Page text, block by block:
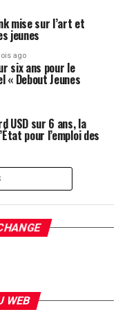
mise sur l’art et
jeunes
ago
six ans pour le
« Debout Jeunes
USD sur 6 ans, la
pour l’emploi des
WEB